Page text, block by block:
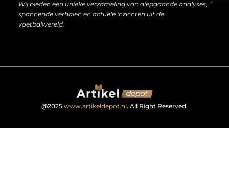
Wij bieden een unieke verzameling van diepgaande analyses,
spannende verhalen en actuele inzichten uit de
voetbalwereld.
@2025 www.artikeldepot.nl. All Right Reserved.